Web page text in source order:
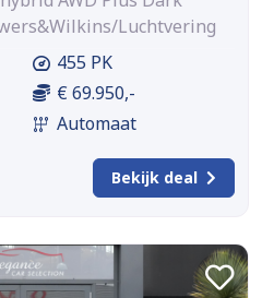
Luchtvering
455 PK
€ 69.950,-
Automaat
Bekijk deal